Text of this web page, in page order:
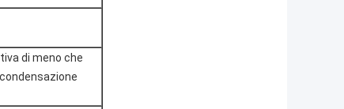
di meno che